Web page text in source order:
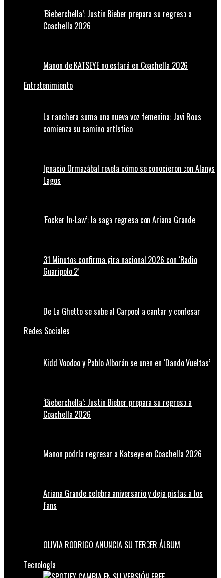
‘Bieberchella’: Justin Bieber prepara su regreso a
Coachella 2026
Manon de KATSEYE no estará en Coachella 2026
Entretenimiento
La ranchera suma una nueva voz femenina: Javi Rous
comienza su camino artístico
Ignacio Ormazábal revela cómo se conocieron con Alanys
Lagos
‘Focker In-Law’: la saga regresa con Ariana Grande
31 Minutos confirma gira nacional 2026 con ‘Radio
Guaripolo 2’
De La Ghetto se sube al Carpool a cantar y confesar
Redes Sociales
Kidd Voodoo y Pablo Alborán se unen en ‘Dando Vueltas’
‘Bieberchella’: Justin Bieber prepara su regreso a
Coachella 2026
Manon podría regresar a Katseye en Coachella 2026
Ariana Grande celebra aniversario y deja pistas a los
fans
OLIVIA RODRIGO ANUNCIA SU TERCER ÁLBUM
Tecnología